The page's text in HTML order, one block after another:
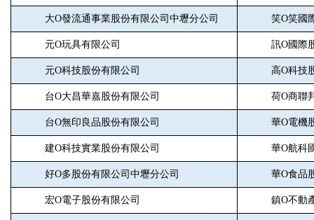
大O發流通事業股份有限公司中壢分公司 笑O笑國
元O玩具有限公司 訊O國際
元O科技股份有限公司 高O科技
台O大昌華嘉股份有限公司 荷O商聯
台O無印良品股份有限公司 華O電機
建O科技實業股份有限公司 華O航科
好O多股份有限公司中壢分公司 華O食品
宏O電子股份有限公司 鎮O不動